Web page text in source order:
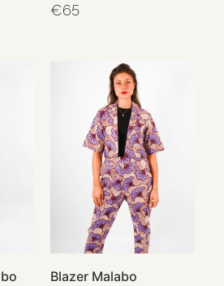
€65
Blazer Malabo